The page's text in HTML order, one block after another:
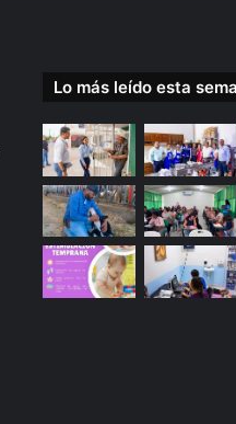
Lo más leído esta